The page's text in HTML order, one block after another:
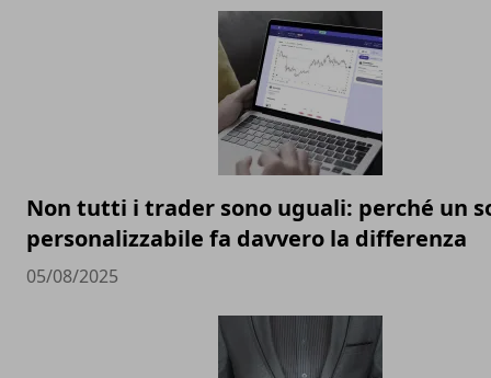
Non tutti i trader sono uguali: perché un
personalizzabile fa davvero la differenza
05/08/2025